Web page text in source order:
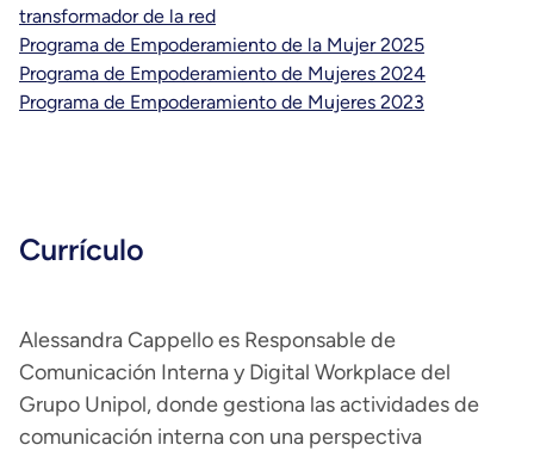
transformador de la red
Programa de Empoderamiento de la Mujer 2025
Programa de Empoderamiento de Mujeres 2024
Programa de Empoderamiento de Mujeres 2023
Currículo
Alessandra Cappello es Responsable de
Comunicación Interna y Digital Workplace del
Grupo Unipol, donde gestiona las actividades de
comunicación interna con una perspectiva